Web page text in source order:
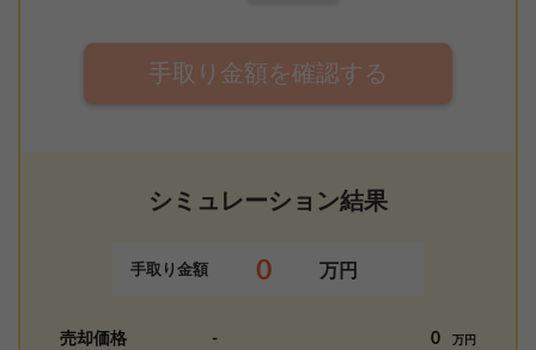
手取り金額を確認する
シミュレーション結果
手取り金額 0 万円
売却価格 - 0 万円